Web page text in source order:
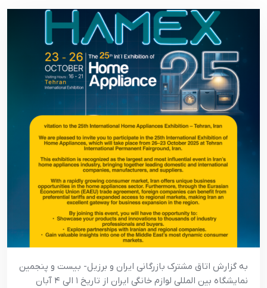
به گزارش اتاق مشترک بازرگانی ایران و برزیل- بیست و پنجمین
نمایشگاه بین المللی لوازم خانگی ایران از تاریخ ۱ الی ۴ آبان